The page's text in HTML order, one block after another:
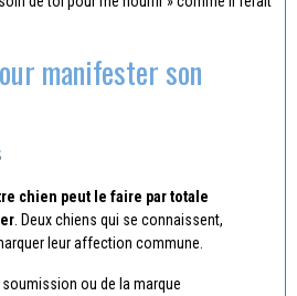
manifester son
chien peut le faire par totale
. Deux chiens qui se connaissent,
leur affection commune.
ou de la marque